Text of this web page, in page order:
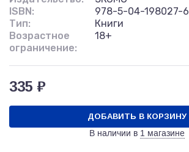
ISBN:
978-5-04-198027-6
Тип:
Книги
Возрастное
ограничение:
18+
335 ₽
ДОБАВИТЬ В КОРЗИНУ
В наличии в 1 магазине